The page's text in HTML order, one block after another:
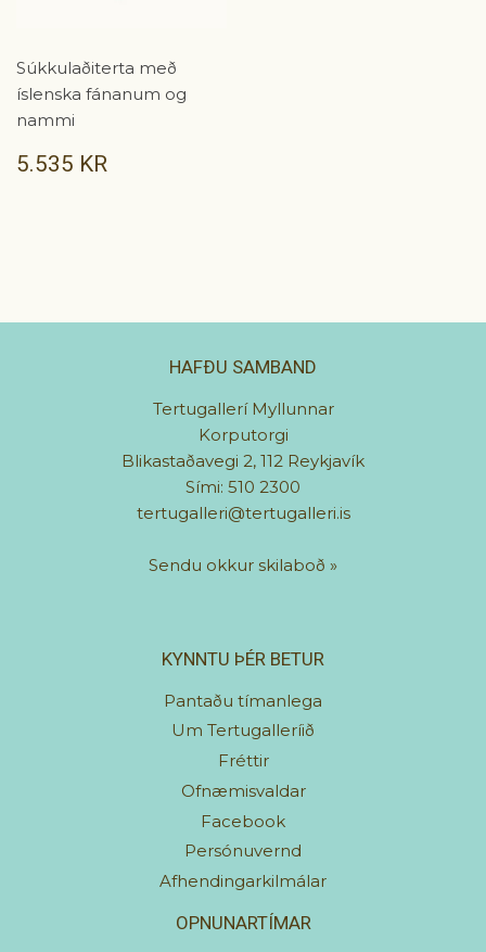
Súkkulaðiterta með
íslenska fánanum og
nammi
VERÐ
5.535 KR
HAFÐU SAMBAND
Tertugallerí Myllunnar
Korputorgi
Blikastaðavegi 2, 112 Reykjavík
Sími: 510 2300
tertugalleri@tertugalleri.is
Sendu okkur skilaboð »
KYNNTU ÞÉR BETUR
Pantaðu tímanlega
Um Tertugalleríið
Fréttir
Ofnæmisvaldar
Facebook
Persónuvernd
Afhendingarkilmálar
OPNUNARTÍMAR